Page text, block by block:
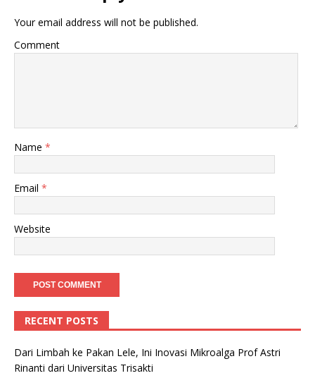
Your email address will not be published.
Comment
Name *
Email *
Website
RECENT POSTS
Dari Limbah ke Pakan Lele, Ini Inovasi Mikroalga Prof Astri
Rinanti dari Universitas Trisakti